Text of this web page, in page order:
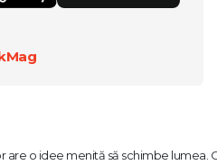
are o idee menită să schimbe lumea.